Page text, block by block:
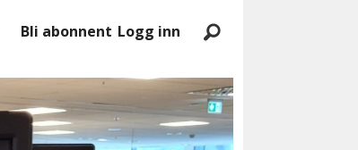
Bli abonnent Logg inn